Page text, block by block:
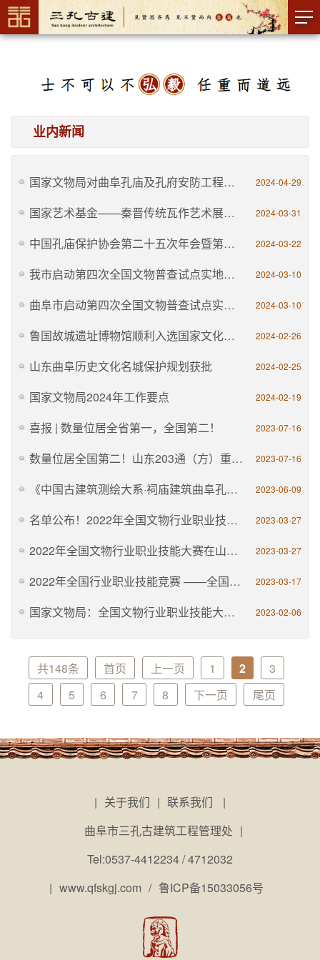
业内新闻
国家文物局对曲阜孔庙及孔府安防工程开展评估检查 2024-04-29
国家艺术基金——秦晋传统瓦作艺术展（曲阜孔庙巡展） 2024-03-31
中国孔庙保护协会第二十五次年会暨第八次会员代表大会在云南建水开幕 2024-03-22
我市启动第四次全国文物普查试点实地调查工作 2024-03-10
曲阜市启动第四次全国文物普查试点实地调查工作 2024-03-10
鲁国故城遗址博物馆顺利入选国家文化保护传承利用工程储备项目（山东）名单 2024-02-26
山东曲阜历史文化名城保护规划获批 2024-02-25
国家文物局2024年工作要点 2024-02-19
喜报 | 数量位居全省第一，全国第二！ 2023-07-16
数量位居全国第二！山东203通（方）重要文物入选第一批古代名碑名刻文物名录 2023-07-16
《中国古建筑测绘大系·祠庙建筑曲阜孔庙》出版发行 2023-06-09
名单公布！2022年全国文物行业职业技能大赛结果揭晓！ 2023-03-27
2022年全国文物行业职业技能大赛在山西太原开幕 2023-03-27
2022年全国行业职业技能竞赛 ——全国文物行业职业技能大赛总决赛即将在太原启幕 2023-03-17
国家文物局：全国文物行业职业技能大赛3月28日至31日举办 2023-02-06
共148条 首页 上一页 1 2
3
4
5 6 7 8 下一页 尾页
| 关于我们 | 联系我们
|
曲阜市三孔古建筑工程管理处 |
Tel:0537-4412234 / 4712032
| www.qfskgj.com / 鲁ICP备15033056号